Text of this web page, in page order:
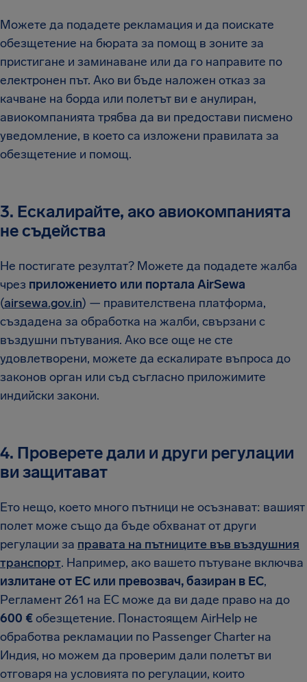
Можете да подадете рекламация и да поискате
обезщетение на бюрата за помощ в зоните за
пристигане и заминаване или да го направите по
електронен път. Ако ви бъде наложен отказ за
качване на борда или полетът ви е анулиран,
авиокомпанията трябва да ви предостави писмено
уведомление, в което са изложени правилата за
обезщетение и помощ.
3. Ескалирайте, ако авиокомпанията
не съдейства
Не постигате резултат? Можете да подадете жалба
чрез приложението или портала AirSewa
(airsewa.gov.in) — правителствена платформа,
създадена за обработка на жалби, свързани с
въздушни пътувания. Ако все още не сте
удовлетворени, можете да ескалирате въпроса до
законов орган или съд съгласно приложимите
индийски закони.
4. Проверете дали и други регулации
ви защитават
Ето нещо, което много пътници не осъзнават: вашият
полет може също да бъде обхванат от други
регулации за правата на пътниците във въздушния
транспорт. Например, ако вашето пътуване включва
излитане от ЕС или превозвач, базиран в ЕС,
Регламент 261 на ЕС може да ви даде право на до
600 €обезщетение. Понастоящем AirHelp не
обработва рекламации по Passenger Charter на
Индия, но можем да проверим дали полетът ви
отговаря на условията по регулации, които